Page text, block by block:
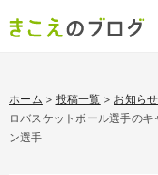
ホーム > 投稿一覧 > お知らせ
ロバスケットボール選手の
ン選手